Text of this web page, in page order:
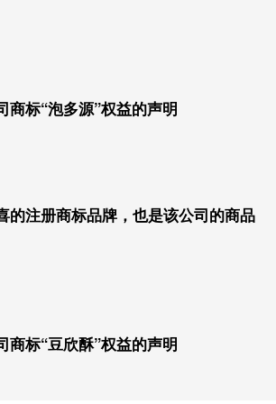
商标“泡多源”权益的声明
的注册商标品牌，也是该公司的商品
商标“豆欣酥”权益的声明